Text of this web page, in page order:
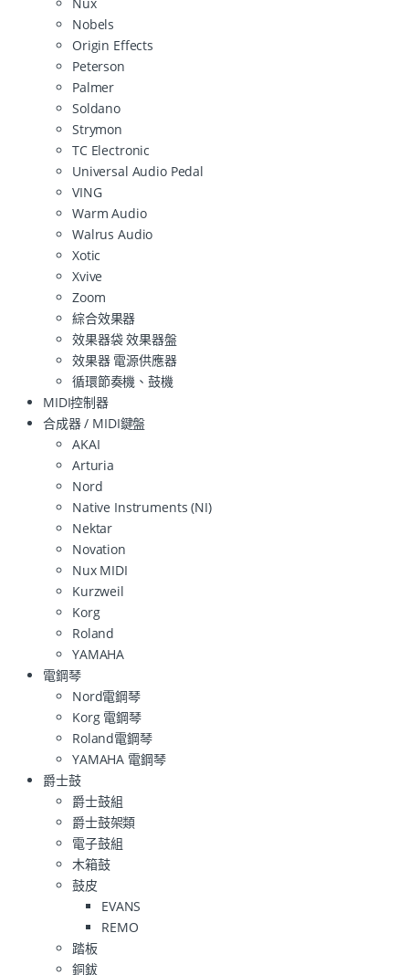
Nux
Nobels
Origin Effects
Peterson
Palmer
Soldano
Strymon
TC Electronic
Universal Audio Pedal
VING
Warm Audio
Walrus Audio
Xotic
Xvive
Zoom
綜合效果器
效果器袋 效果器盤
效果器 電源供應器
循環節奏機、鼓機
MIDI控制器
合成器 / MIDI鍵盤
AKAI
Arturia
Nord
Native Instruments (NI)
Nektar
Novation
Nux MIDI
Kurzweil
Korg
Roland
YAMAHA
電鋼琴
Nord電鋼琴
Korg 電鋼琴
Roland電鋼琴
YAMAHA 電鋼琴
爵士鼓
爵士鼓組
爵士鼓架類
電子鼓組
木箱鼓
鼓皮
EVANS
REMO
踏板
銅鈸